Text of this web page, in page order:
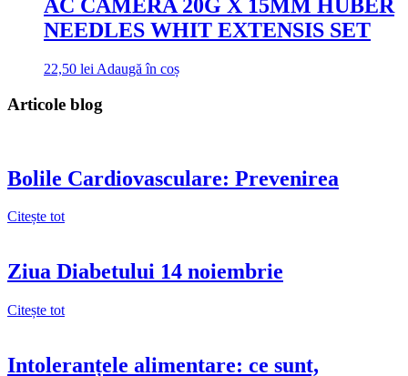
AC CAMERA 20G X 15MM HUBER
NEEDLES WHIT EXTENSIS SET
22,50 lei Adaugă în coș
Articole blog
Bolile Cardiovasculare: Prevenirea
Citește tot
Ziua Diabetului 14 noiembrie
Citește tot
Intoleranțele alimentare: ce sunt,